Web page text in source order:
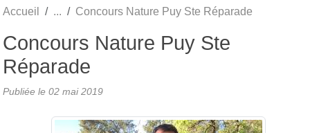
Accueil Concours Nature Puy Ste Réparade
Concours Nature Puy Ste
Réparade
Publiée le 02 mai 2019